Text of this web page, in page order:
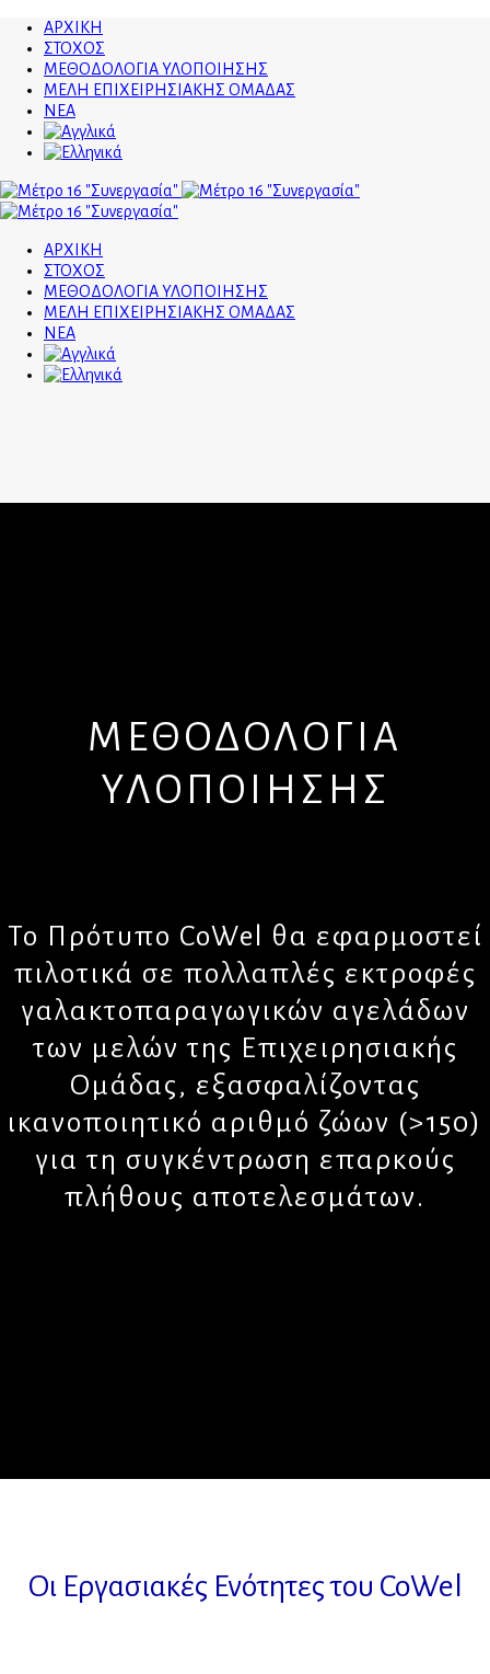
ΑΡΧΙΚΗ
ΣΤΟΧΟΣ
ΜΕΘΟΔΟΛΟΓΙΑ ΥΛΟΠΟΙΗΣΗΣ
ΜΕΛΗ ΕΠΙΧΕΙΡΗΣΙΑΚΗΣ ΟΜΑΔΑΣ
ΝΕΑ
ΑΡΧΙΚΗ
ΣΤΟΧΟΣ
ΜΕΘΟΔΟΛΟΓΙΑ ΥΛΟΠΟΙΗΣΗΣ
ΜΕΛΗ ΕΠΙΧΕΙΡΗΣΙΑΚΗΣ ΟΜΑΔΑΣ
ΝΕΑ
ΜΕΘΟΔΟΛΟΓΙΑ
ΥΛΟΠΟΙΗΣΗΣ
Το Πρότυπο CoWel θα εφαρμοστεί
πιλοτικά σε πολλαπλές εκτροφές
γαλακτοπαραγωγικών αγελάδων
των μελών της Επιχειρησιακής
Ομάδας, εξασφαλίζοντας
ικανοποιητικό αριθμό ζώων (>150)
για τη συγκέντρωση επαρκούς
πλήθους αποτελεσμάτων.
Οι Εργασιακές Ενότητες του CoWel